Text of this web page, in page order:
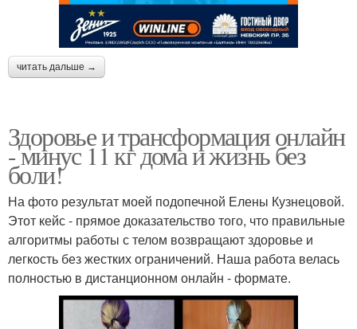
читать дальше →
Здоровье и трансформация онлайн
- минус 11 кг дома и жизнь без
боли!
На фото результат моей подопечной Елены Кузнецовой.
Этот кейс - прямое доказательство того, что правильные
алгоритмы работы с телом возвращают здоровье и
легкость без жестких ограничений. Наша работа велась
полностью в дистанционном онлайн - формате.